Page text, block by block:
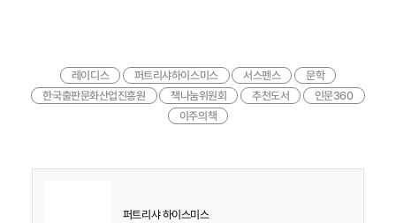
레이디스 퍼트리샤하이스미스 서스펜스
문학
한국출판문화산업진흥원
책나눔위원회 추천도서
인문360
이주의책
퍼트리샤 하이스미스